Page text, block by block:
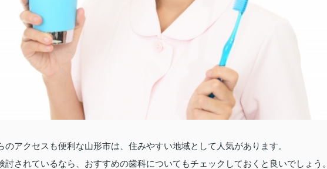
のアクセスも便利な山形市は、住みやすい地域として人気があります。
討されているなら、おすすめの歯科についてもチェックしておくと良いでしょう。